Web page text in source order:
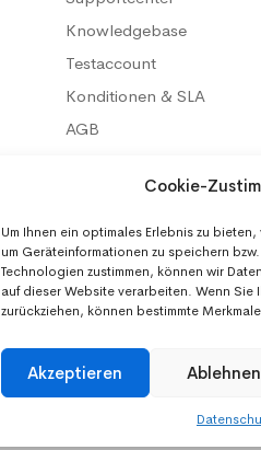
Cookie-
Um Ihnen ein optimales Erlebnis zu
um Geräteinformationen zu speichern
Technologien zustimmen, können wir
auf dieser Website verarbeiten. Wenn
zurückziehen, können bestimmte
Akzeptieren Ablehnen
Knowledgebase
Testaccount
Konditionen & SLA
AGB
Impressum